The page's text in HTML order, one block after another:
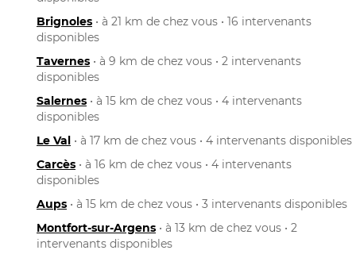
Brignoles • à 21 km de chez vous • 16 intervenants
disponibles
Tavernes • à 9 km de chez vous • 2 intervenants
disponibles
Salernes • à 15 km de chez vous • 4 intervenants
disponibles
Le Val • à 17 km de chez vous • 4 intervenants disponibles
Carcès • à 16 km de chez vous • 4 intervenants
disponibles
Aups • à 15 km de chez vous • 3 intervenants disponibles
Montfort-sur-Argens • à 13 km de chez vous • 2
intervenants disponibles